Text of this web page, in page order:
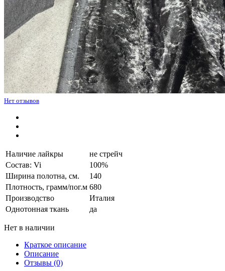
Нет отзывов
Наличие лайкры
не стрейч
Состав: Vi
100%
Ширина полотна, см.
140
Плотность, грамм/пог.м 680
Производство
Италия
Однотонная ткань
да
Нет в наличии
Краткое описание
Описание
Отзывы (0)